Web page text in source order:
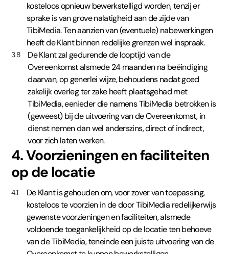
kosteloos opnieuw bewerkstelligd worden, tenzij er
sprake is van grove nalatigheid aan de zijde van
TibiMedia. Ten aanzien van (eventuele) nabewerkingen
heeft de Klant binnen redelijke grenzen wel inspraak.
3.8
De Klant zal gedurende de looptijd van de
Overeenkomst alsmede 24 maanden na beëindiging
daarvan, op generlei wijze, behoudens nadat goed
zakelijk overleg ter zake heeft plaatsgehad met
TibiMedia, eenieder die namens TibiMedia betrokken is
(geweest) bij de uitvoering van de Overeenkomst, in
dienst nemen dan wel anderszins, direct of indirect,
voor zich laten werken.
4. Voorzieningen en faciliteiten
op de locatie
4.1
De Klant is gehouden om, voor zover van toepassing,
kosteloos te voorzien in de door TibiMedia redelijkerwijs
gewenste voorzieningen en faciliteiten, alsmede
voldoende toegankelijkheid op de locatie ten behoeve
van de TibiMedia, teneinde een juiste uitvoering van de